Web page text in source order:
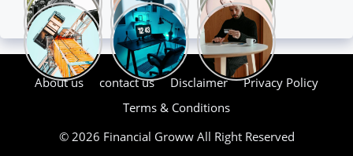
About us contact us Disclaimer
Privacy Policy
Terms & Conditions
© 2026 Financial Groww All Right Reserved